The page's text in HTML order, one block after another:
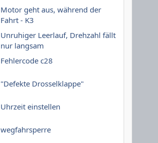
Motor geht aus, während der
Fahrt - K3
Unruhiger Leerlauf, Drehzahl fällt
nur langsam
Fehlercode c28
"Defekte Drosselklappe"
Uhrzeit einstellen
wegfahrsperre